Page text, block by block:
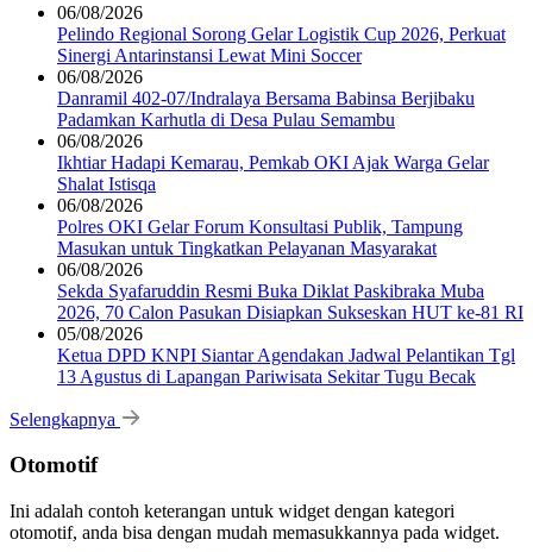
06/08/2026
Pelindo Regional Sorong Gelar Logistik Cup 2026, Perkuat
Sinergi Antarinstansi Lewat Mini Soccer
06/08/2026
Danramil 402-07/Indralaya Bersama Babinsa Berjibaku
Padamkan Karhutla di Desa Pulau Semambu
06/08/2026
Ikhtiar Hadapi Kemarau, Pemkab OKI Ajak Warga Gelar
Shalat Istisqa
06/08/2026
Polres OKI Gelar Forum Konsultasi Publik, Tampung
Masukan untuk Tingkatkan Pelayanan Masyarakat
06/08/2026
Sekda Syafaruddin Resmi Buka Diklat Paskibraka Muba
2026, 70 Calon Pasukan Disiapkan Sukseskan HUT ke-81 RI
05/08/2026
Ketua DPD KNPI Siantar Agendakan Jadwal Pelantikan Tgl
13 Agustus di Lapangan Pariwisata Sekitar Tugu Becak
Selengkapnya
Otomotif
Ini adalah contoh keterangan untuk widget dengan kategori
otomotif, anda bisa dengan mudah memasukkannya pada widget.